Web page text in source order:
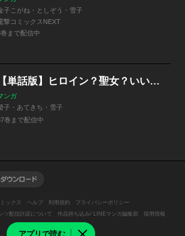
アプリで読む
子こがね・としぞう・雪子
撃コミックスNEXT
まで配信中
【単話版】ヒロイン？聖女？いいえ、オールワークスメイドです（誇）！@COMIC
ンガ
子・あてきち・雪子
巻まで配信中
ックス ヘルプ 利用規約
プライバシーポリシー
ツ配信許諾について 作品持ち込み/ LINEマンガ編集部
採用情報